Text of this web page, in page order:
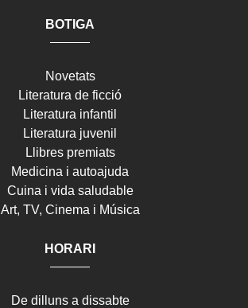
BOTIGA
Novetats
Literatura de ficció
Literatura infantil
Literatura juvenil
Llibres premiats
Medicina i autoajuda
Cuina i vida saludable
Art, TV, Cinema i Música
HORARI
De dilluns a dissabte